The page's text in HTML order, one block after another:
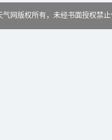
气网版权所有，未经书面授权